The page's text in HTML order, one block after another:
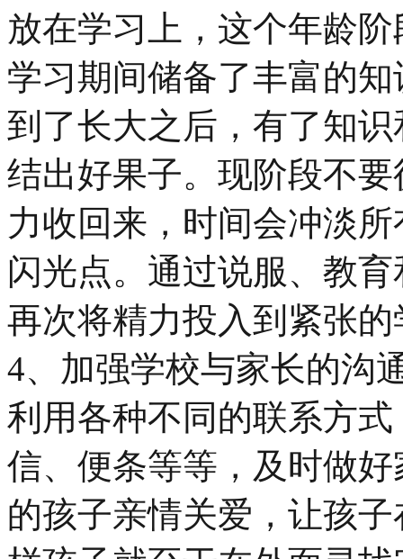
放在学习上，这个年龄
学习期间储备了丰富的
到了长大之后，有了知
结出好果子。现阶段不
力收回来，时间会冲淡
闪光点。通过说服、教
再次将精力投入到紧张
4、加强学校与家长的沟
利用各种不同的联系方
信、便条等等，及时做
的孩子亲情关爱，让孩